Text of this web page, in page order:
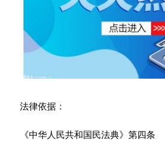
法律依据：
《中华人民共和国民法典》第四条